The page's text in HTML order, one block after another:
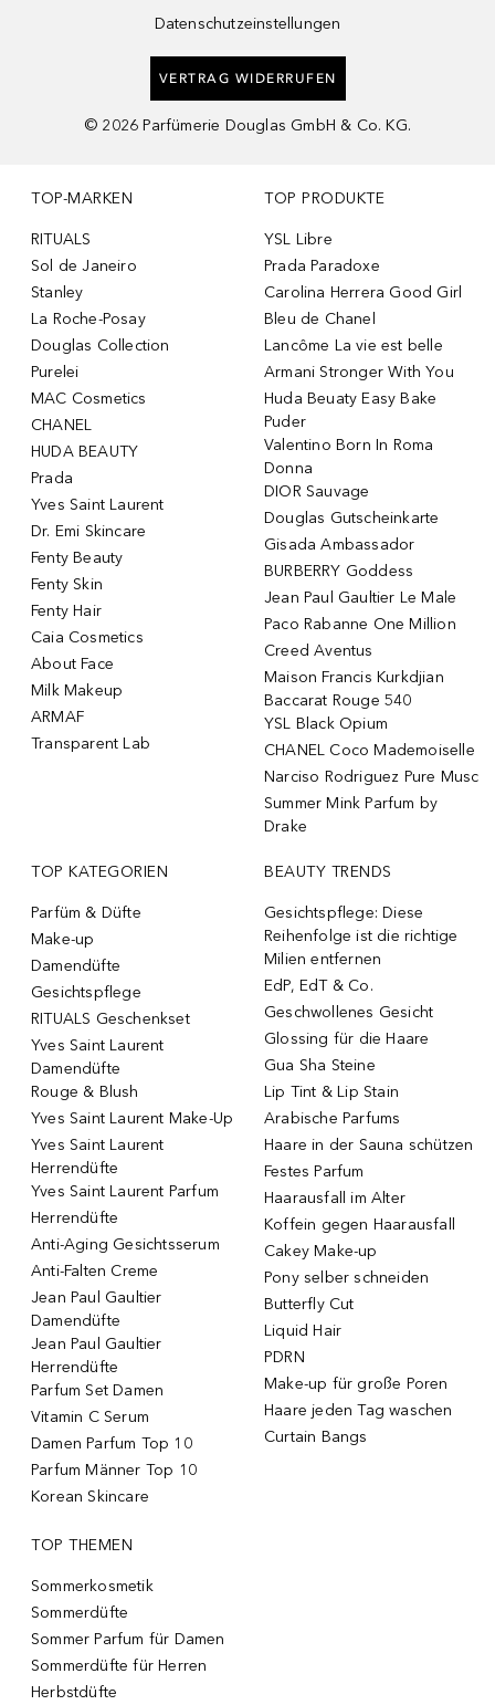
Datenschutzeinstellungen
VERTRAG WIDERRUFEN
© 2026 Parfümerie Douglas GmbH & Co. KG.
TOP-MARKEN
RITUALS
Sol de Janeiro
Stanley
La Roche-Posay
Douglas Collection
Purelei
MAC Cosmetics
CHANEL
HUDA BEAUTY
Prada
Yves Saint Laurent
Dr. Emi Skincare
Fenty Beauty
Fenty Skin
Fenty Hair
Caia Cosmetics
About Face
Milk Makeup
ARMAF
Transparent Lab
TOP PRODUKTE
YSL Libre
Prada Paradoxe
Carolina Herrera Good Girl
Bleu de Chanel
Lancôme La vie est belle
Armani Stronger With You
Huda Beuaty Easy Bake
Puder
Valentino Born In Roma
Donna
DIOR Sauvage
Douglas Gutscheinkarte
Gisada Ambassador
BURBERRY Goddess
Jean Paul Gaultier Le Male
Paco Rabanne One Million
Creed Aventus
Maison Francis Kurkdjian
Baccarat Rouge 540
YSL Black Opium
CHANEL Coco Mademoiselle
Narciso Rodriguez Pure Musc
Summer Mink Parfum by
Drake
TOP KATEGORIEN
Parfüm & Düfte
Make-up
Damendüfte
Gesichtspflege
RITUALS Geschenkset
Yves Saint Laurent
Damendüfte
Rouge & Blush
Yves Saint Laurent Make-Up
Yves Saint Laurent
Herrendüfte
Yves Saint Laurent Parfum
Herrendüfte
Anti-Aging Gesichtsserum
Anti-Falten Creme
Jean Paul Gaultier
Damendüfte
Jean Paul Gaultier
Herrendüfte
Parfum Set Damen
Vitamin C Serum
Damen Parfum Top 10
Parfum Männer Top 10
Korean Skincare
BEAUTY TRENDS
Gesichtspflege: Diese
Reihenfolge ist die richtige
Milien entfernen
EdP, EdT & Co.
Geschwollenes Gesicht
Glossing für die Haare
Gua Sha Steine
Lip Tint & Lip Stain
Arabische Parfums
Haare in der Sauna schützen
Festes Parfum
Haarausfall im Alter
Koffein gegen Haarausfall
Cakey Make-up
Pony selber schneiden
Butterfly Cut
Liquid Hair
PDRN
Make-up für große Poren
Haare jeden Tag waschen
Curtain Bangs
TOP THEMEN
Sommerkosmetik
Sommerdüfte
Sommer Parfum für Damen
Sommerdüfte für Herren
Herbstdüfte